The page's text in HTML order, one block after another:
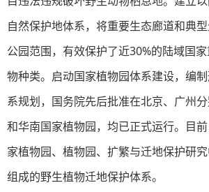
自然保护地体系，将重要生态廊道和典
公园范围，有效保护了近30%的陆域国
物种类。启动国家植物园体系建设，编
系规划，国务院先后批准在北京、广州
和华南国家植物园，均已正式运行。目
家植物园、植物园、扩繁与迁地保护研
组成的野生植物迁地保护体系。